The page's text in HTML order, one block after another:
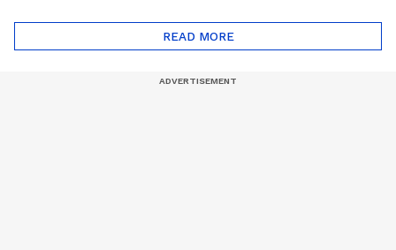
റിപ്പോർട്ട് പുറത്ത് |
Blast
READ MORE